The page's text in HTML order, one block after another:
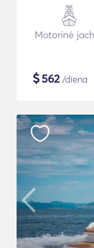
Motorinė
$562/diena